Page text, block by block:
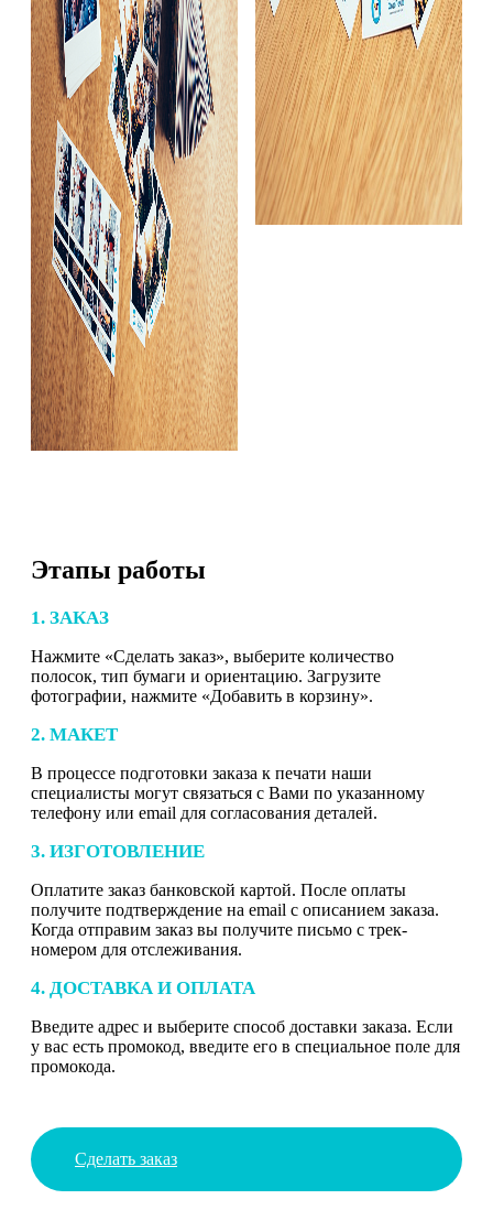
Этапы работы
1. ЗАКАЗ
Нажмите «Сделать заказ», выберите количество
полосок, тип бумаги и ориентацию. Загрузите
фотографии, нажмите «Добавить в корзину».
2. МАКЕТ
В процессе подготовки заказа к печати наши
специалисты могут связаться с Вами по указанному
телефону или email для согласования деталей.
3. ИЗГОТОВЛЕНИЕ
Оплатите заказ банковской картой. После оплаты
получите подтверждение на email с описанием заказа.
Когда отправим заказ вы получите письмо с трек-
номером для отслеживания.
4. ДОСТАВКА И ОПЛАТА
Введите адрес и выберите способ доставки заказа. Если
у вас есть промокод, введите его в специальное поле для
промокода.
Сделать заказ